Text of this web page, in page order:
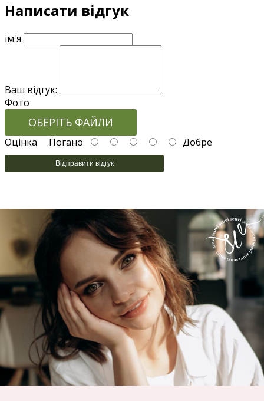
Написати відгук
ім'я
Ваш відгук:
Фото
ОБЕРІТЬ ФАЙЛИ
Оцінка Погано Добре
Відправити відгук